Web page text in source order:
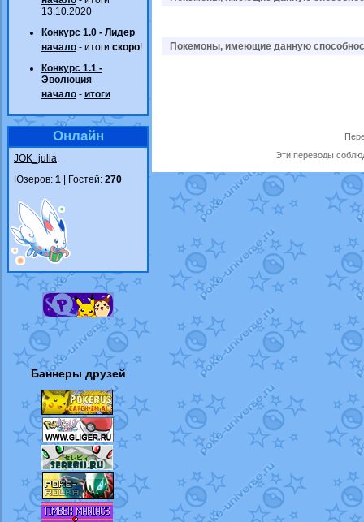
13.10.2020
Конкурс 1.0 - Лидер
начало - итоги скоро!
Конкурс 1.1 -
Эволюция
начало - итоги
Онлайн
JOK_julia.
Юзеров: 1 | Гостей: 270
Баннеры друзей
Покемоны, имеющие данную
Эти переводы